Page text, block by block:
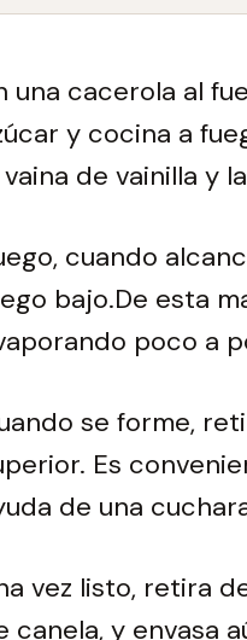
una cacerola al
y cocina a
vaina de vainilla y
cuando
bajo.De esta
poco a
se forme,
Es
de una
vez listo, retira
canela, y envasa